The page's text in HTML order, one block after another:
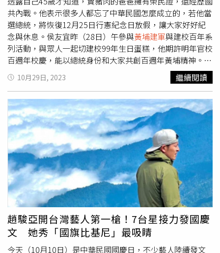
共內戰。他表示很多人都忘了中華民國怎麼成立的，若他當
選總統，將恢復12月25日行憲紀念日放假，讓大家好好紀
念與休息。侯友宜昨（28日）午參與黃埔建軍與建校百年系
列活動，與眾人一起切建校99年生日蛋糕，他期許明年官校
百週年校慶，能以總統身份和大家共創百週年黃埔精神。侯
友宜致詞時分享小故事，45歲時有天回老家，看到父親拿出
一張榮民證，直覺榮民證是騙來的。之後侯父才娓娓道出，
抗戰8年後，需要更多人報效中華民國，年輕的侯父選擇海
軍，被送到青島海軍學校擔任輪機上士。後來戰後經濟衰
敗，侯父只好當長工，幾十年後國家頒發榮譽證。侯好奇問
「還要這張榮譽證做什麼？」侯父答：「我只要證明一件
事，我用生命保護中華民國。」侯表示「感謝他為中華民國
守護一生，謝謝爸爸給我的一切」。侯友宜表示，賴清德充
滿台獨意識，讓國家瀕臨兵凶戰危不可原諒。尤其可惡的，
是讓退休後的軍公教警消好辛苦，工作時常回不得家，臨老
退休金卻被一直砍，根本趕不上物價，生活過得很可憐，他
若當選，將修法還給大家公平正義。侯友宜帶領眾人高喊中
華民國萬歲。他指出中華民國依照《中華民國憲法》成立，
行憲紀念日本就是紀念的日子，但很多人忘了，「我若當總
統，一定好好紀念中華民國行憲紀念日，讓大家放假好好休
息一天。」
10月29日, 2023 繼續閱讀
趙駿亞開台灣藝人第一槍！7台星接力發國慶
文 她秀「國旗比基尼」最吸睛
今天（10月10日）是中華民國國慶日，不少藝人陸續發文